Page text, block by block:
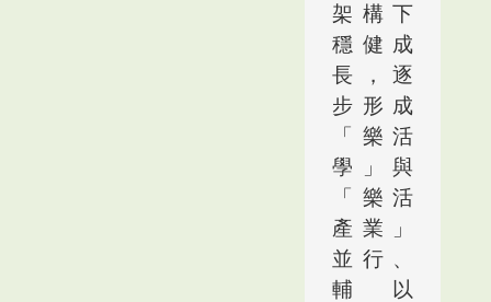
架構下
穩健成
長，逐
步形成
「樂活
學」與
「樂活
產業」
並行、
輔以